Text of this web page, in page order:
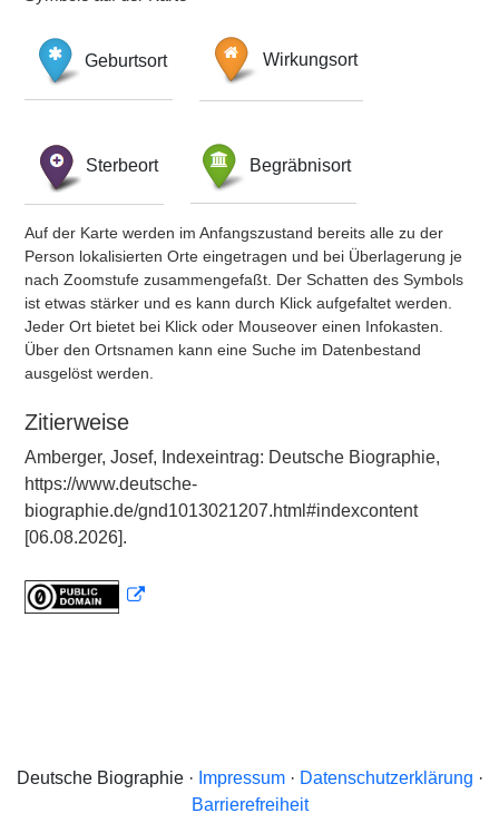
Geburtsort Wirkungsort
Sterbeort Begräbnisort
Auf der Karte werden im Anfangszustand bereits alle zu der
Person lokalisierten Orte eingetragen und bei Überlagerung je
nach Zoomstufe zusammengefaßt. Der Schatten des Symbols
ist etwas stärker und es kann durch Klick aufgefaltet werden.
Jeder Ort bietet bei Klick oder Mouseover einen Infokasten.
Über den Ortsnamen kann eine Suche im Datenbestand
ausgelöst werden.
Zitierweise
Amberger, Josef, Indexeintrag: Deutsche Biographie,
https://www.deutsche-
biographie.de/gnd1013021207.html#indexcontent
[06.08.2026].
Deutsche Biographie · Impressum· Datenschutzerklärung ·
Barrierefreiheit